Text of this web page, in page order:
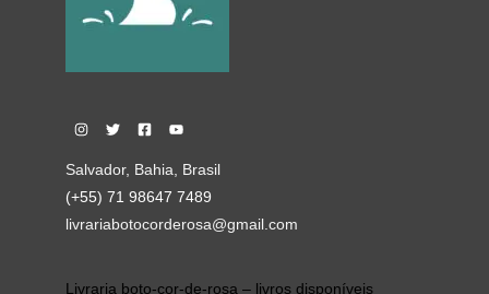
Salvador, Bahia, Brasil
(+55) 71 98647 7489
livrariabotocorderosa@gmail.com
Livraria boto-cor-de-rosa – livros disponíveis